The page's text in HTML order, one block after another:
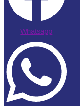
Whatsapp